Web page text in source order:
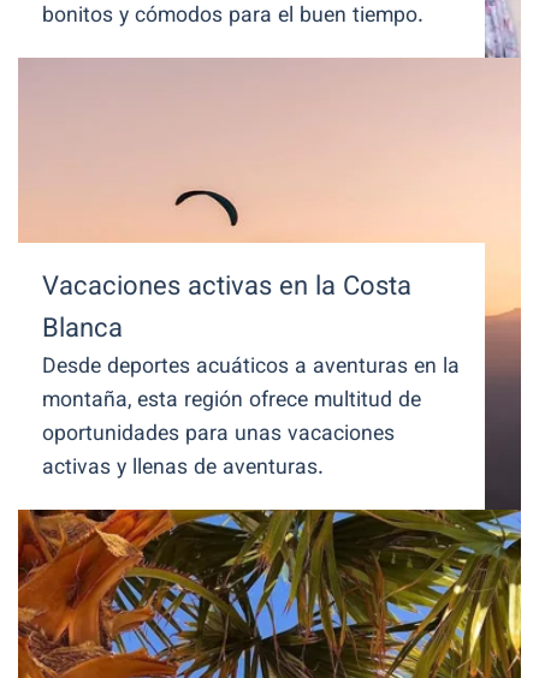
bonitos y cómodos para el buen tiempo.
Vacaciones activas en la Costa
Blanca
Desde deportes acuáticos a aventuras en la
montaña, esta región ofrece multitud de
oportunidades para unas vacaciones
activas y llenas de aventuras.